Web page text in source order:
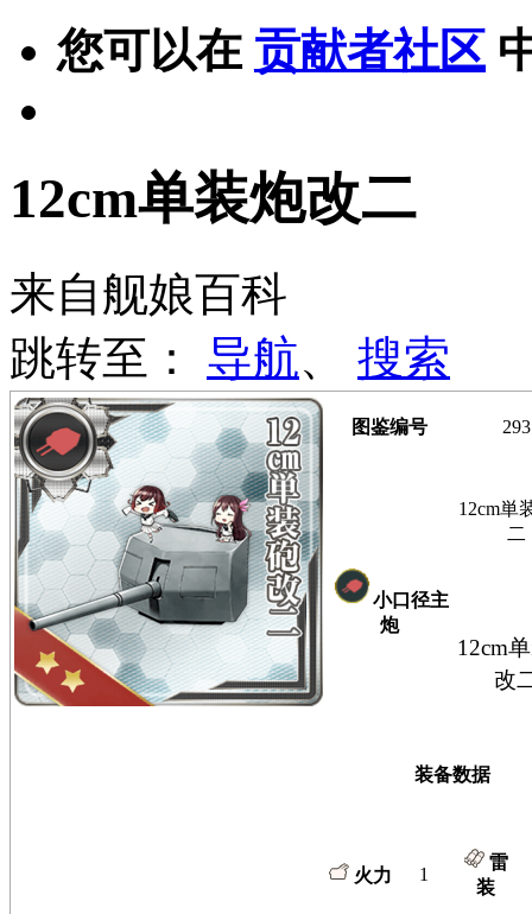
您可以在 贡献者社区
12cm单装炮改二
来自舰娘百科
跳转至： 导航、 搜索
图鉴编号 293
小口径主
炮
12cm単
二
12cm
改
装备数据
火力 1
雷
装